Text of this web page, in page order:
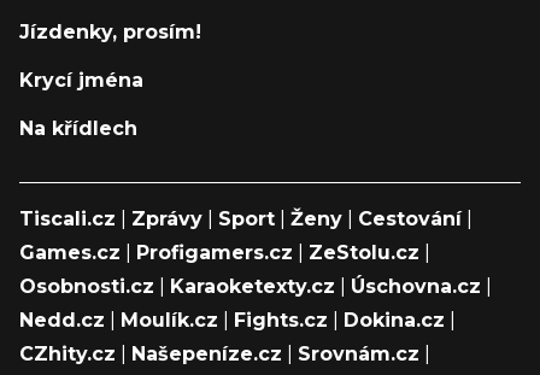
Jízdenky, prosím!
Krycí jména
Na křídlech
Tiscali.cz Zprávy Sport Ženy Cestování|
Games.cz
Profigamers.cz ZeStolu.cz
Osobnosti.cz
Karaoketexty.cz Úschovna.cz
Nedd.cz
Moulík.cz Fights.cz Dokina.cz
CZhity.cz
Našepeníze.cz Srovnám.cz